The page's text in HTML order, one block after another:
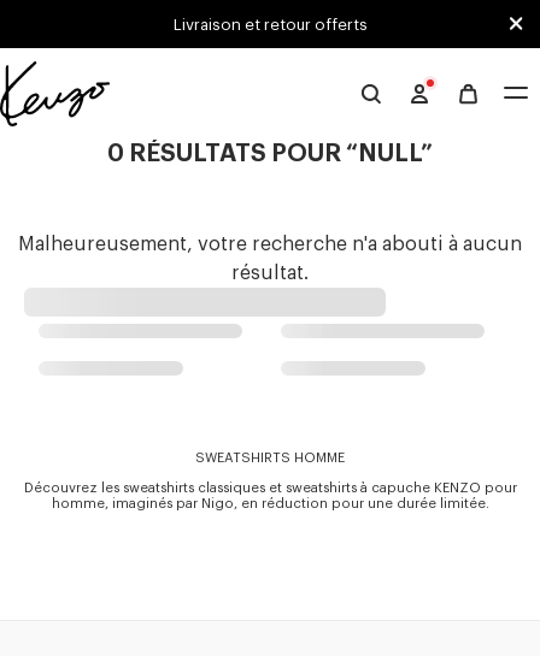
Skip to main content
Skip to footer contentLivraison et retour offerts
Site
0 RÉSULTATS POUR “NULL”
Malheureusement, votre recherche n'a abouti à aucun
résultat.
SWEATSHIRTS HOMME
Découvrez les sweatshirts classiques et sweatshirts à capuche KENZO pour
homme, imaginés par Nigo, en réduction pour une durée limitée.